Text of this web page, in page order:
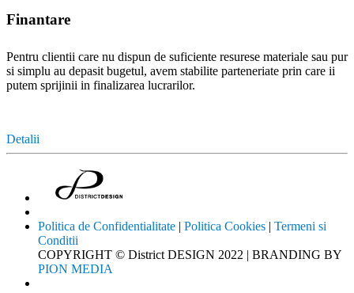
Finantare
Pentru clientii care nu dispun de suficiente resurese materiale sau pur
si simplu au depasit bugetul, avem stabilite parteneriate prin care ii
putem sprijinii in finalizarea lucrarilor.
Detalii
Politica de Confidentialitate | Politica Cookies | Termeni si
Conditii
COPYRIGHT © District DESIGN 2022 | BRANDING BY
PION MEDIA